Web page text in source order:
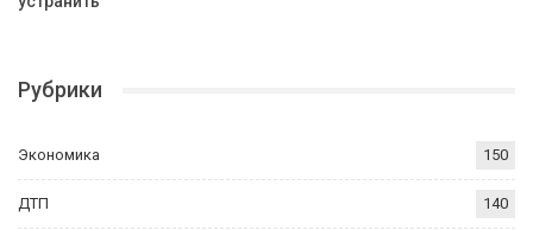
Рубрики
Экономика 150
ДТП 140